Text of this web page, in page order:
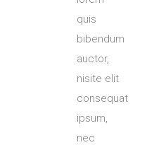
quis
bibendum
auctor,
nisite elit
consequat
ipsum,
nec